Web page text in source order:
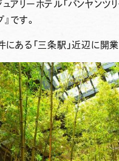
リーホテル「バンヤンツリ
』です。
ある「三条駅」近辺に開業